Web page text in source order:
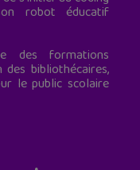
robot éducatif
des formations
bibliothécaires,
le public scolaire